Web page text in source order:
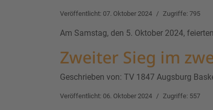
Veröffentlicht: 07. Oktober 2024 Zugriffe: 795
Am Samstag, den 5. Oktober 2024,
Zweiter Sieg im
Geschrieben von: TV 1847 Augsburg
Veröffentlicht: 06. Oktober 2024 Zugriffe: 557